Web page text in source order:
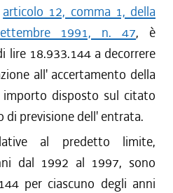
articolo 12, comma 1, della
1991, n. 47, è
18.933.144 a decorrere
all' accertamento della
disposto sul citato
previsione dell' entrata.
al predetto limite,
dal 1992 al 1997, sono
per ciascuno degli anni